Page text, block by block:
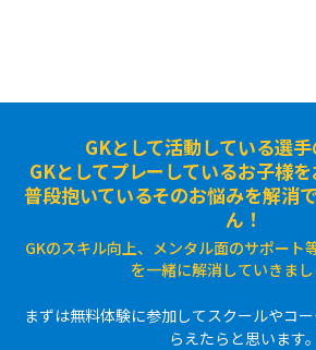
GKとして活動している選手
GKとしてプレーしているお子様を
普段抱いているそのお悩みを解消
ん！
GKのスキル向上、メンタル面のサポート
を一緒に解消していきまし
まずは無料体験に参加してスクールやコ
らえたらと思います。